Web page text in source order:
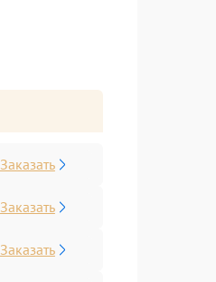
Заказать
Заказать
Заказать